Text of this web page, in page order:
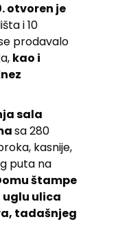
otvoren je
i 10
prodavalo
kao i
sala
sa 280
kasnije,
puta na
štampe
uglu ulica
tadašnjeg